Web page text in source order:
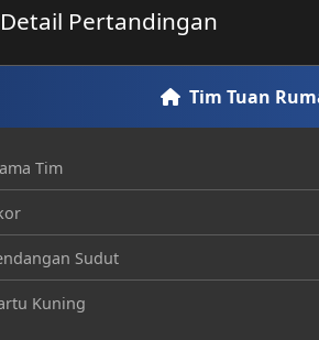
Detail Pertandingan
Tim Tuan
Tim
Sudut
Kuning